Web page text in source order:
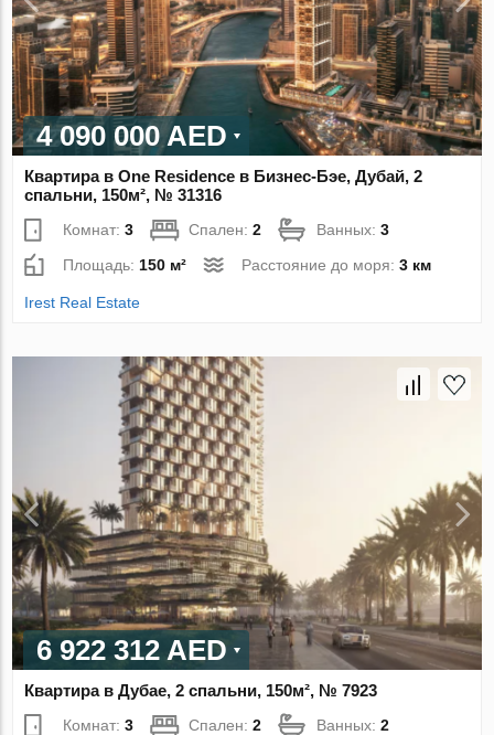
4 090 000 AED
Квартира в One Residence в Бизнес-Бэе, Дубай, 2
спальни, 150м², № 31316
Комнат:3 Спален:2 Ванных:3
Площадь: 150 м² Расстояние до моря:3 км
Irest Real Estate
6 922 312 AED
Квартира в Дубае, 2 спальни, 150м², № 7923
Комнат:3 Спален:2 Ванных:2